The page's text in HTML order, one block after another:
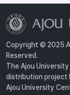
Copyright © 2025
Reserved.
The Ajou
distribution project
Ajou University